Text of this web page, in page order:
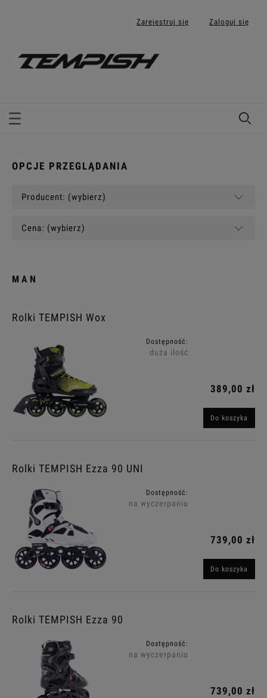
Zarejestruj się Zaloguj się
OPCJE PRZEGLĄDANIA
Producent: (wybierz)
Cena: (wybierz)
MAN
Rolki TEMPISH Wox
Dostępność:
duża ilość
389,00 zł
Do koszyka
Rolki TEMPISH Ezza 90 UNI
Dostępność:
na wyczerpaniu
739,00 zł
Do koszyka
Rolki TEMPISH Ezza 90
Dostępność:
na wyczerpaniu
739,00 zł